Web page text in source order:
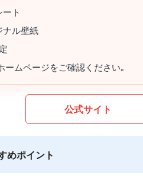
ト
ル壁紙
ームページをご確認ください｡
公式サイト
めポイント